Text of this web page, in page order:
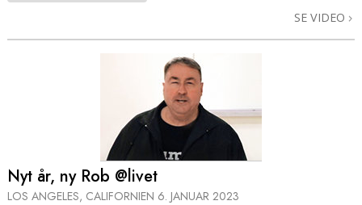
SE VIDEO
Nyt år, ny Rob @livet
LOS ANGELES, CALIFORNIEN 6. JANUAR 2023